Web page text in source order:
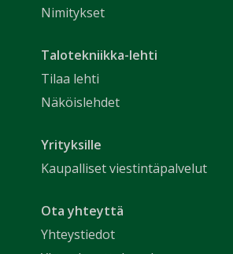
Nimitykset
Talotekniikka-lehti
Tilaa lehti
Näköislehdet
Yrityksille
Kaupalliset viestintäpalvelut
Ota yhteyttä
Yhteystiedot